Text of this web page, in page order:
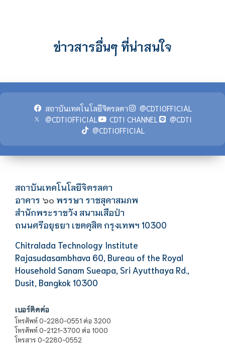
ข่าวสารอื่นๆ ที่น่าสนใจ
สถาบันเทคโนโลยีจิตรลดา
@CDTIOFFICIAL
@CDTIOFFICIAL
CDTI CHANNEL
@CDTI
@CDTIOFFICIAL
สถาบันเทคโนโลยีจิตรลดา
อาคาร ๖๐ พรรษา ราชสุดาสมภพ
สำนักพระราชวัง สนามเสือป่า
ถนนศรีอยุธยา เขตดุสิต กรุงเทพฯ 10300
Chitralada Technology Institute
Rajasudasambhava 60, Bureau of the Royal
Household Sanam Sueapa, Sri Ayutthaya Rd.,
Dusit, Bangkok 10300
เบอร์ติดต่อ
โทรศัพท์ 0-2280-0551 ต่อ 3200
โทรศัพท์ 0-2121-3700 ต่อ 1000
โทรสาร 0-2280-0552